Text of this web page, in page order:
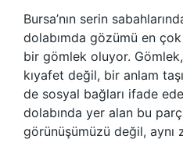
Bursa’nın serin
dolabımda gözümü en
bir gömlek oluyor.
kıyafet değil, bir anlam
de sosyal bağları ifade
dolabında yer alan bu
görünüşümüzü değil, aynı